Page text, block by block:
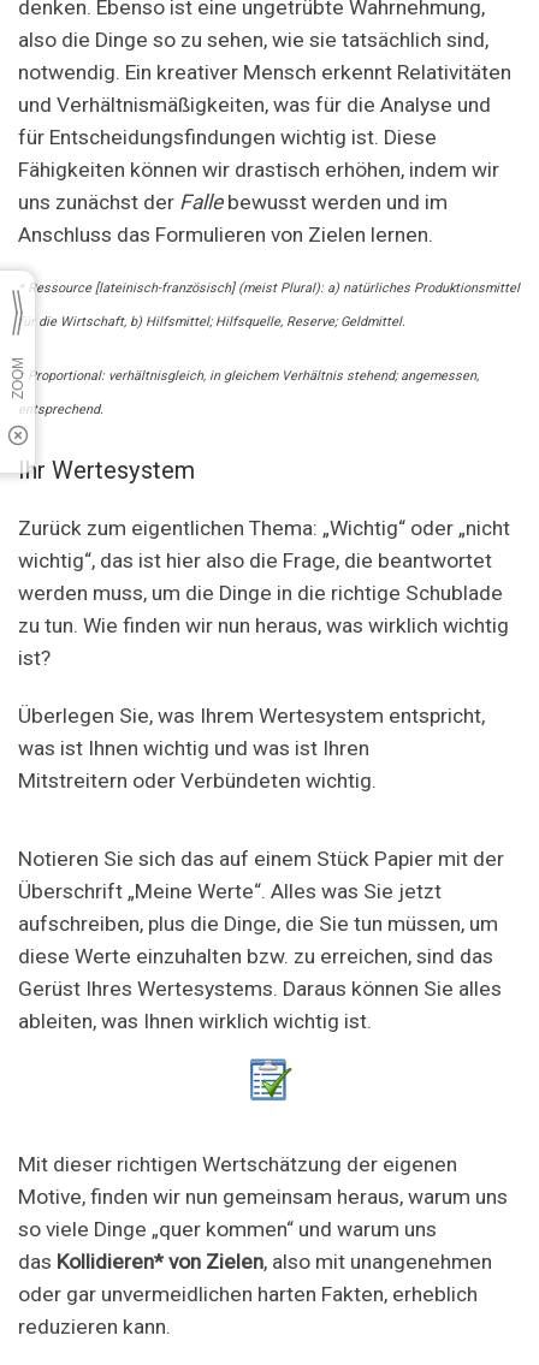
denken. Ebenso ist eine ungetrübte Wahrnehmung,
also die Dinge so zu sehen, wie sie tatsächlich sind,
notwendig. Ein kreativer Mensch erkennt Relativitäten
und Verhältnismäßigkeiten, was für die Analyse und
für Entscheidungsfindungen wichtig ist. Diese
Fähigkeiten können wir drastisch erhöhen, indem wir
uns zunächst der Fallebewusst werden und im
Anschluss das Formulieren von Zielen lernen.
* Ressource [lateinisch-französisch] (meist Plural): a) natürliches Produktionsmittel
für die Wirtschaft, b) Hilfsmittel; Hilfsquelle, Reserve; Geldmittel.
* Proportional: verhältnisgleich, in gleichem Verhältnis stehend; angemessen,
entsprechend.
Ihr Wertesystem
Zurück zum eigentlichen Thema: „Wichtig“ oder „nicht
wichtig“, das ist hier also die Frage, die beantwortet
werden muss, um die Dinge in die richtige Schublade
zu tun. Wie finden wir nun heraus, was wirklich wichtig
ist?
Überlegen Sie, was Ihrem Wertesystem entspricht,
was ist Ihnen wichtig und was ist Ihren
Mitstreitern oder Verbündeten wichtig.
Notieren Sie sich das auf einem Stück Papier mit der
Überschrift „Meine Werte“. Alles was Sie jetzt
aufschreiben, plus die Dinge, die Sie tun müssen, um
diese Werte einzuhalten bzw. zu erreichen, sind das
Gerüst Ihres Wertesystems. Daraus können Sie alles
ableiten, was Ihnen wirklich wichtig ist.
Mit dieser richtigen Wertschätzung der eigenen
Motive, finden wir nun gemeinsam heraus, warum uns
so viele Dinge „quer kommen“ und warum uns
das Kollidieren* von Zielen, also mit unangenehmen
oder gar unvermeidlichen harten Fakten, erheblich
reduzieren kann.